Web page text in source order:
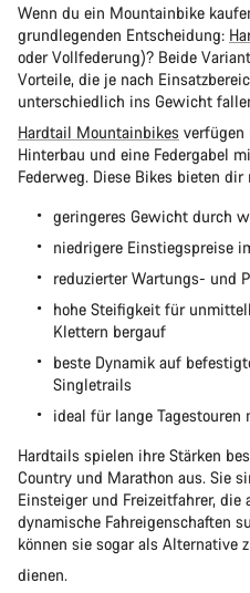
Wenn du ein Mountainbike
grundlegenden Entscheidung:
oder Vollfederung)? Beide
Vorteile, die je nach
unterschiedlich ins Gewicht
Hardtail Mountainbikes verfügen
Hinterbau und eine Federgabel
Federweg. Diese Bikes bieten dir
geringeres Gewicht durch
niedrigere Einstiegspreise
reduzierter Wartungs- und
hohe Steifigkeit für
Klettern bergauf
beste Dynamik auf
Singletrails
ideal für lange
Hardtails spielen ihre Stärken
Country und Marathon aus. Sie
Einsteiger und Freizeitfahrer, die
dynamische Fahreigenschaften
können sie sogar als Alternative
dienen.